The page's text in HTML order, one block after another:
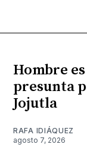
Hombre
presunta
Jojutla
RAFA IDIÁQUEZ
agosto 7, 2026